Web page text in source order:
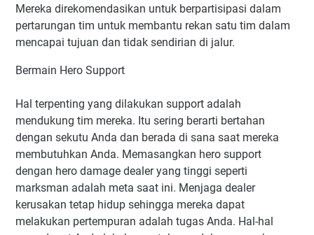
Mereka direkomendasikan untuk berpartisipasi dalam
pertarungan tim untuk membantu rekan satu tim dalam
mencapai tujuan dan tidak sendirian di jalur.
Bermain Hero Support
Hal terpenting yang dilakukan support adalah
mendukung tim mereka. Itu sering berarti bertahan
dengan sekutu Anda dan berada di sana saat mereka
membutuhkan Anda. Memasangkan hero support
dengan hero damage dealer yang tinggi seperti
marksman adalah meta saat ini. Menjaga dealer
kerusakan tetap hidup sehingga mereka dapat
melakukan pertempuran adalah tugas Anda. Hal-hal